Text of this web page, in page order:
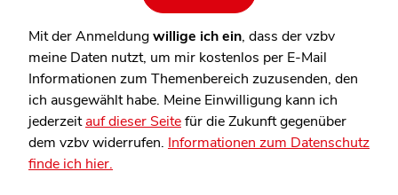
Mit der Anmeldungwillige ich ein, dass der vzbv
meine Daten nutzt, um mir kostenlos per E-Mail
Informationen zum Themenbereich zuzusenden, den
ich ausgewählt habe. Meine Einwilligung kann ich
jederzeitauf dieser Seitefür die Zukunft gegenüber
dem vzbv widerrufen. Informationen zum Datenschutz
finde ich hier.